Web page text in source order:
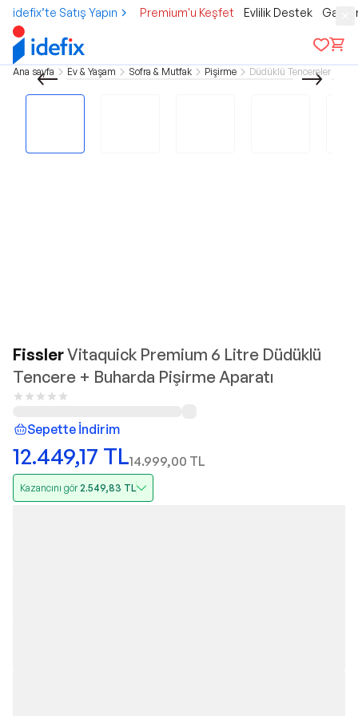
idefix’te Satış Yapın Premium'u Keşfet Evlilik Destek
Ana sayfa Ev & Yaşam Sofra & Mutfak Pişirme Düdüklü Tencereler
FisslerVitaquick Premium 6 Litre Düdüklü
Tencere + Buharda Pişirme Aparatı
Sepette İndirim
12.449,17 TL14.999,00 TL
Kazancını gör2.549,83 TL